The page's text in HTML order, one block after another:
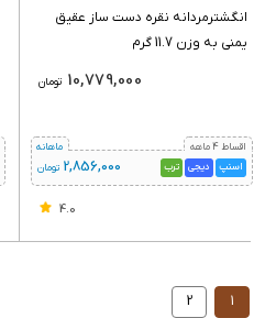
انگشترمردانه نقره دست ساز عقیق
یمنی به وزن 11.7 گرم
تومان 10,779,000
اقساط 4 ماهه
اسنپ
دیجی ترب 2,856,000 تومان
ماهانه
4.0
1
2